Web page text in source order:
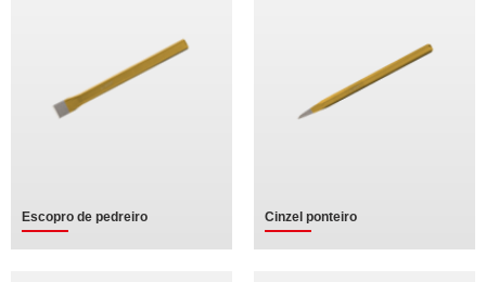
Escopro de pedreiro Cinzel ponteiro